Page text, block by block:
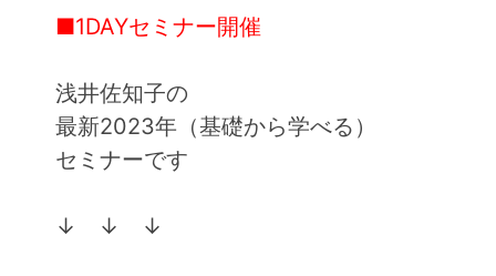
■1DAYセミナー開催
浅井佐知子の
最新2023年（基礎から学べる）
セミナーです
↓ ↓ ↓